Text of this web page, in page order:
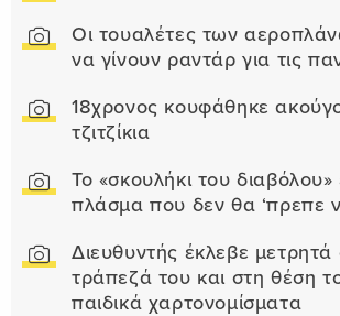
Οι τουαλέτες των
να γίνουν ραντάρ για τις
18χρονος κουφάθηκε
τζιτζίκια
Το «σκουλήκι του διαβόλου»
πλάσμα που δεν θα ‘πρεπε
Διευθυντής έκλεβε
τράπεζά του και στη θέση
παιδικά χαρτονομίσματα